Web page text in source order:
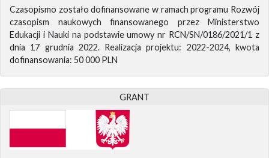
Czasopismo zostało dofinansowane w ramach programu Rozwój
czasopism naukowych finansowanego przez Ministerstwo
Edukacji i Nauki na podstawie umowy nr RCN/SN/0186/2021/1 z
dnia 17 grudnia 2022. Realizacja projektu: 2022-2024, kwota
dofinansowania: 50 000 PLN
GRANT